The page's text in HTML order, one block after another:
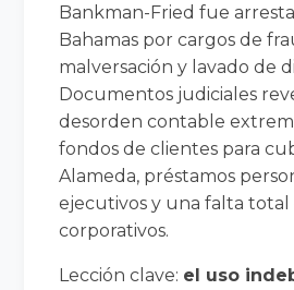
Bankman-Fried fue
Bahamas por cargos de
malversación y lavado de
Documentos judiciales
desorden contable
fondos de clientes para
Alameda, préstamos
ejecutivos y una falta
corporativos.
Lección clave: el uso